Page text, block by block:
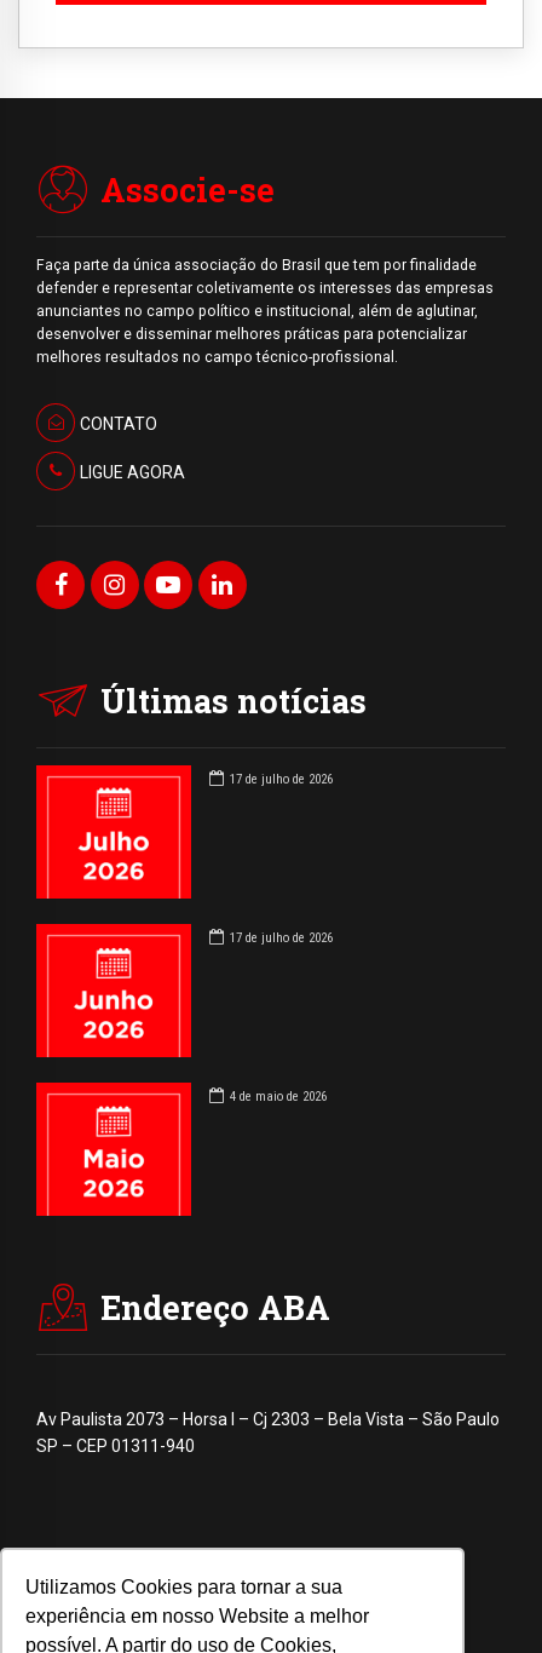
Utilizamos Cookies para tornar a sua
experiência em nosso Website a melhor
possível. A partir do uso de Cookies,
Associe-se
Faça parte da única associação do Brasil que tem por finalidade
defender e representar coletivamente os interesses das empresas
anunciantes no campo político e institucional, além de aglutinar,
desenvolver e disseminar melhores práticas para potencializar
melhores resultados no campo técnico-profissional.
CONTATO
LIGUE AGORA
Últimas notícias
17 de julho de 2026
17 de julho de 2026
4 de maio de 2026
Endereço ABA
Av Paulista 2073 – Horsa I – Cj 2303 – Bela Vista – São Paulo
SP – CEP 01311-940